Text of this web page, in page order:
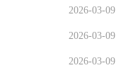
2026-03-09
2026-03-09
2026-03-09